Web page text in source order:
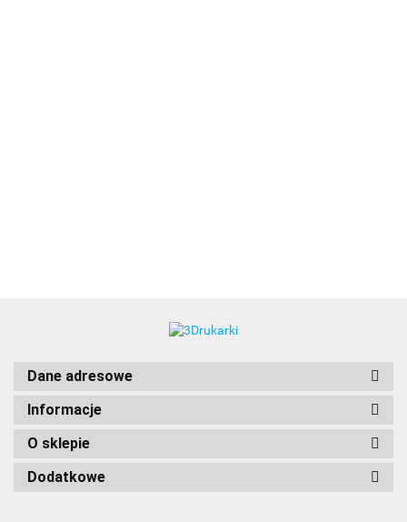
Dane adresowe
Informacje
O sklepie
Dodatkowe